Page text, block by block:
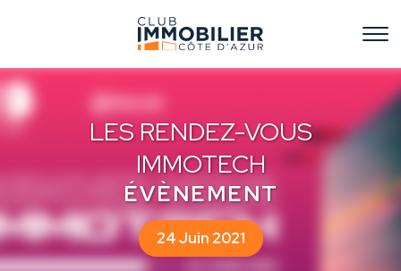
LES RENDEZ-VOUS
IMMOTECH
ÉVÈNEMENT
24 Juin 2021